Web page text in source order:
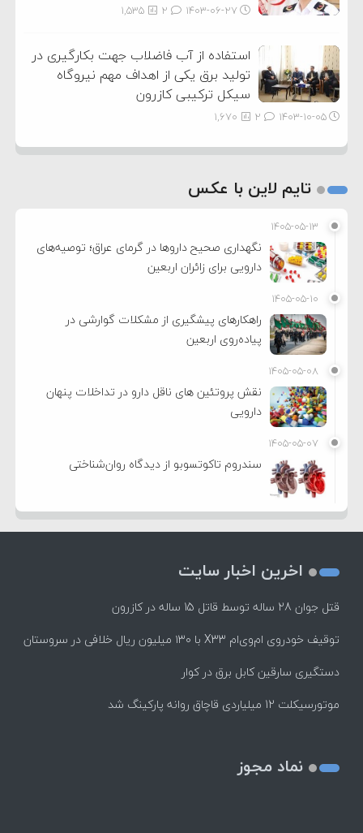
۱۴۰۳-۰۶-۲۷ 1,535
استفاده از آب فاضلاب جهت بکارگیری در
تولید برق یکی از اهداف مهم نیروگاه
سیکل ترکیبی کازرون
۱۴۰۳-۱۰-۰۵ 1,670
تایم لاین با عکس
۱۴۰۵-۰۵-۱۳
نگهداری صحیح داروها در گرمای عراق؛ توصیه‌های
دارویی برای زائران اربعین
۱۴۰۵-۰۵-۱۰
راهکارهای پیشگیری از مشکلات گوارشی در
پیاده‌روی اربعین
۱۴۰۵-۰۵-۰۸
نقش پروتئین های ناقل دارو در تداخلات پنهان
دارویی
۱۴۰۵-۰۵-۰۷
سندروم تاکوتسوبو از دیدگاه روان‌شناختی
اخرین اخبار سایت
قتل جوان 28 ساله توسط قاتل 15 ساله در کازرون
توقیف خودروی ام‌وی‌ام X33 با ۱۳۰ میلیون ریال خلافی در سروستان
دستگیری سارقین کابل برق در کوار
موتورسيكلت 12 ميلياردی قاچاق روانه پاركينگ شد
نماد مجوز